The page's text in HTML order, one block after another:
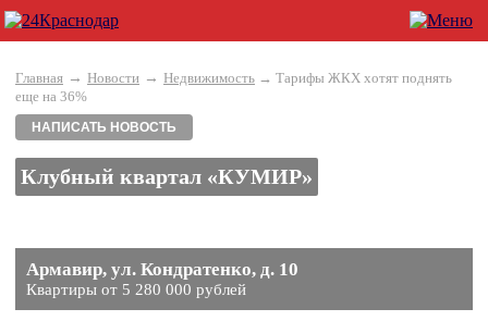
Главная → Новости → Недвижимость → Тарифы ЖКХ хотят поднять
еще на 36%
НАПИСАТЬ НОВОСТЬ
Клубный квартал «КУМИР»
Армавир, ул. Кондратенко, д. 10
Квартиры от 5 280 000 рублей